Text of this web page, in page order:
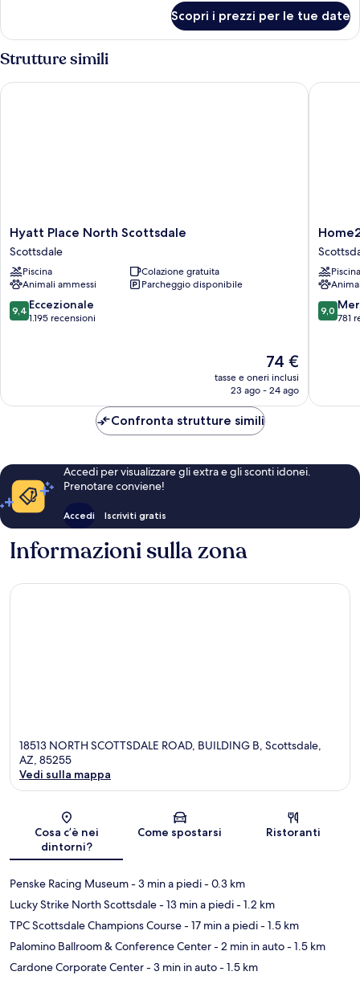
monolocale
(High
Floor)
Scopri i prezzi per le tue date
Strutture simili
Hyatt
Place
North
Scottsdale
Scottsdale
Hyatt Place North Scottsdale
Scottsdale
Piscina
Colazione gratuita
Animali ammessi
Parcheggio disponibile
9.4
su
9,4 Eccezionale
1.195 recensioni
Il
prezzo
attuale
74 €
tasse e oneri inclusi
23 ago - 24 ago
Hyatt Place North Scottsdale
Home2
Suites
by
Hilton
North
Piscina
9.0
su
9,0
781
Home2
Confronta strutture simili
Accedi per visualizzare gli extra e gli sconti idonei.
Prenotare conviene!
Accedi Iscriviti gratis
Informazioni sulla zona
18513 NORTH SCOTTSDALE ROAD, BUILDING B, Scottsdale,
AZ, 85255
Vedi sulla mappa
Cosa c’è nei
dintorni?
Come spostarsi Ristoranti
Penske Racing Museum- 3 min a piedi- 0.3 km
Lucky Strike North Scottsdale- 13 min a piedi- 1.2 km
TPC Scottsdale Champions Course- 17 min a piedi- 1.5 km
Palomino Ballroom & Conference Center- 2 min in auto- 1.5 km
Cardone Corporate Center- 3 min in auto- 1.5 km